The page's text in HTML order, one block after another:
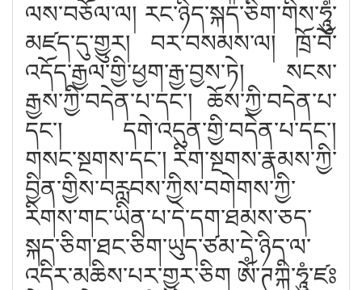
ལས་བཅོལ་ལ། རང་ཉིད་སྐད་ཅིག་གིས་ཧཱུཾ་
མཛད་དུ་གྱུར། བར་བསམས་ལ། ཁྲོ་བོ་
འདོད་རྒྱལ་གྱི་ཕྱག་རྒྱ་བྱས་ཏེ། སངས་
རྒྱས་ཀྱི་བདེན་པ་དང༌། ཆོས་ཀྱི་བདེན་པ་
དང༌། དགེ་འདུན་གྱི་བདེན་པ་དང༌།
གསང་སྔགས་དང༌། རིག་སྔགས་རྣམས་ཀྱི་
བྱིན་གྱིས་བརླབས་ཀྱིས་བགེགས་ཀྱི་
རིགས་གང་ཡིན་པ་དེ་དག་ཐམས་ཅད་
སྐད་ཅིག་ཐང་ཅིག་ཡུད་ཙམ་དེ་ཉིད་ལ་
འདིར་མཆིས་པར་གྱུར་ཅིག ཨོཾ་ཊཀྐི་ཧཱུཾ་ཛཿ